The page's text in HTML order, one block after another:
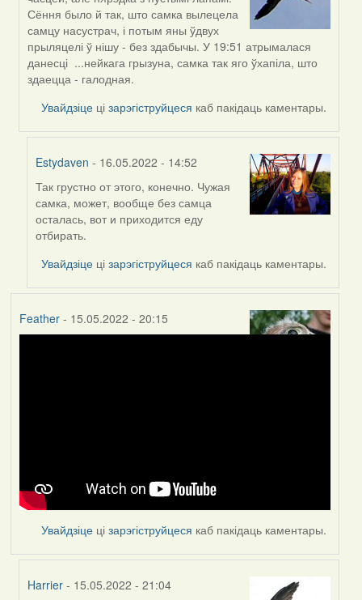
reply
to
by
Harrier
Сёння было й так, што самка вылецела
самцу насустрач, і потым яны ўдвух
прыляцелі ў нішу - без здабычы. У 19:51 атрымалася
данесці ...нейкага грызуна, самка так яго ўхапіла, што
здаецца - галодная.
Увайдзіце цізарэгіструйцеся каб пакідаць каментары.
Estydaven - 16.05.2022 - 14:52
In
reply
to
by
Lighty
Так грустно от этого, конечно. Чужая
самка, может, вообще без самца
осталась, вот и приходится еду
отбирать.
Увайдзіце цізарэгіструйцеся каб пакідаць каментары.
Feather- 15.05.2022 - 20:15
Увайдзіце цізарэгіструйцеся каб пакідаць каментары.
Harrier - 15.05.2022 - 21:04